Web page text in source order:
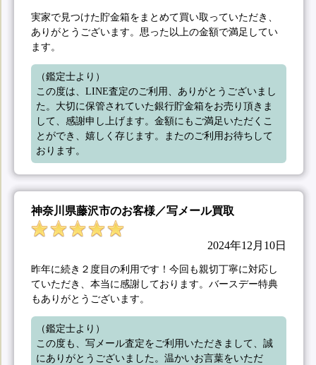
実家で見つけた貯金箱をまとめて買い取っていただき、
ありがとうございます。思った以上の金額で満足してい
ます。
（鑑定士より）
この度は、LINE査定のご利用、ありがとうございまし
た。大切に保管されていた銀行貯金箱をお売り頂きま
して、感謝申し上げます。金額にもご満足いただくこ
とができ、嬉しく存じます。またのご利用お待ちして
おります。
神奈川県藤沢市のお客様／写メール買取
2024年12月10日
昨年に続き２度目の利用です！今回も親切丁寧に対応し
ていただき、本当に感謝しております。バースデー特典
もありがとうございます。
（鑑定士より）
この度も、写メール査定をご利用いただきまして、誠
にありがとうございました。温かいお言葉をいただ